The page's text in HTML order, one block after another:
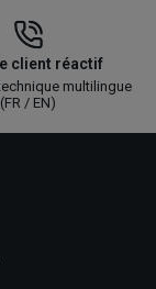
client réactif
multilingue
(FR / EN)